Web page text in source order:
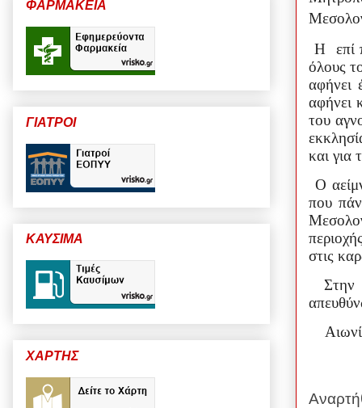
Η
επί
όλους
αφήνει
αφήνει
του
και για
Ο
που
στις
Στην
ΦΑΡΜΑΚΕΙΑ
ΓΙΑΤΡΟΙ
ΚΑΥΣΙΜΑ
ΧΑΡΤΗΣ